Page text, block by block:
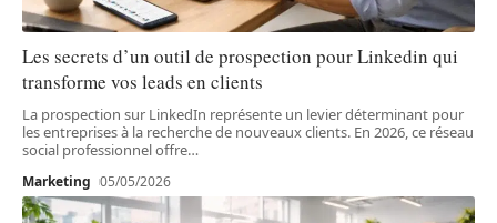
Les secrets d’un outil de prospection pour Linkedin qui
transforme vos leads en clients
La prospection sur LinkedIn représente un levier déterminant pour
les entreprises à la recherche de nouveaux clients. En 2026, ce réseau
social professionnel offre…
Marketing 05/05/2026